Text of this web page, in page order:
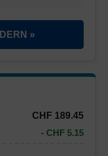
»
CHF 189.45
- CHF 5.15